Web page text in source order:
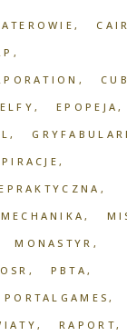
ELFY EPOPEJA
MECHANIKA
MONASTYR
OSR
PBTA
PORTALGAMES
RAPORT